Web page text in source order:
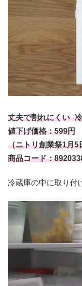
丈夫で割れにくい
値下げ価格：599円
（ニトリ創業祭1月5
商品コード：
冷蔵庫の中に取り付